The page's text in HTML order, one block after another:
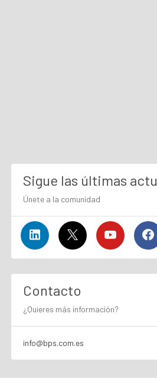
Sigue las últimas
Únete a la comunidad
Contacto
¿Quieres más información?
info@bps.com.es